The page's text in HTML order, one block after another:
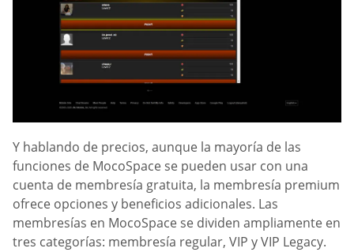
Y hablando de precios, aunque la mayoría de las
funciones de MocoSpace se pueden usar con una
cuenta de membresía gratuita, la membresía premium
ofrece opciones y beneficios adicionales. Las
membresías en MocoSpace se dividen ampliamente en
tres categorías: membresía regular, VIP y VIP Legacy.